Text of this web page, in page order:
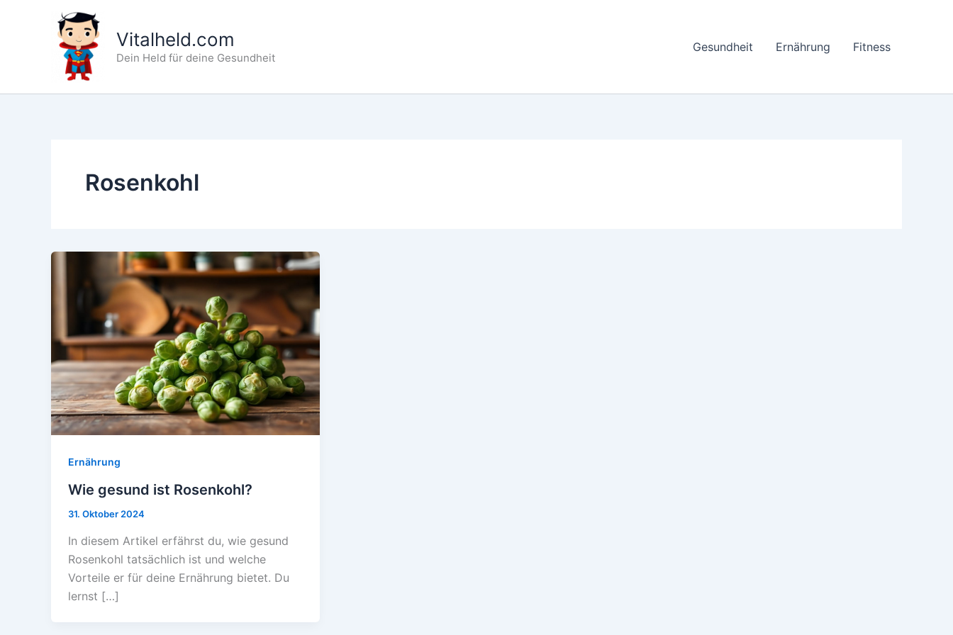
Vitalheld.com
Dein Held für deine Gesundheit
Gesundheit Ernährung Fitness
Rosenkohl
Ernährung
Wie gesund ist Rosenkohl?
31. Oktober 2024
In diesem Artikel erfährst du, wie gesund
Rosenkohl tatsächlich ist und welche
Vorteile er für deine Ernährung bietet. Du
lernst […]